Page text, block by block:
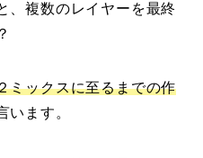
、複数のレイヤーを最終
ミックスに至るまでの作
います。